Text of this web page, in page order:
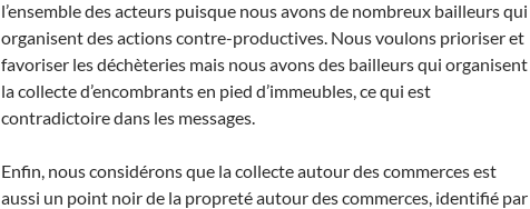
l’ensemble des acteurs puisque nous avons de nombreux bailleurs qui
organisent des actions contre-productives. Nous voulons prioriser et
favoriser les déchèteries mais nous avons des bailleurs qui organisent
la collecte d’encombrants en pied d’immeubles, ce qui est
contradictoire dans les messages.
Enfin, nous considérons que la collecte autour des commerces est
aussi un point noir de la propreté autour des commerces, identifié par